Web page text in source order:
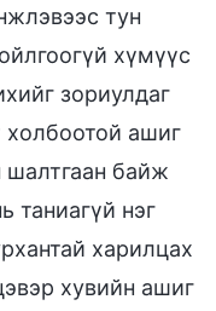
тун
хүмүүс
зориулдаг
холбоотой ашиг
шалтгаан байж
таниагүй нэг
харилцах
хувийн ашиг